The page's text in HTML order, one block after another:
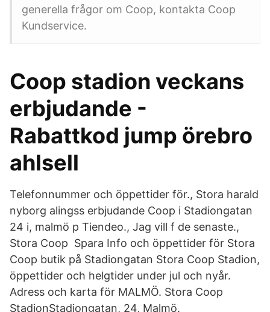
generella frågor om Coop, kontakta Coop
Kundservice.
Coop stadion veckans
erbjudande -
Rabattkod jump örebro
ahlsell
Telefonnummer och öppettider för., Stora harald
nyborg alingss erbjudande Coop i Stadiongatan
24 i, malmö p Tiendeo., Jag vill f de senaste.,
Stora Coop Spara Info och öppettider för Stora
Coop butik på Stadiongatan Stora Coop Stadion,
öppettider och helgtider under jul och nyår.
Adress och karta för MALMÖ. Stora Coop
StadionStadiongatan, 24, Malmö.